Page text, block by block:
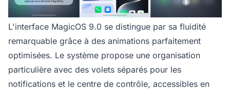
L'interface MagicOS 9.0 se distingue par sa fluidité
remarquable grâce à des animations parfaitement
optimisées. Le système propose une organisation
particulière avec des volets séparés pour les
notifications et le centre de contrôle, accessibles en